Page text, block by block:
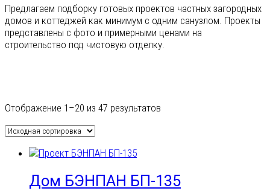
Предлагаем подборку готовых проектов частных загородных
домов и коттеджей как минимум с одним санузлом. Проекты
представлены с фото и примерными ценами на
строительство под чистовую отделку.
Гараж
Навес для машин
Отображение 1–20 из 47 результатов
Дом БЭНПАН БП-135